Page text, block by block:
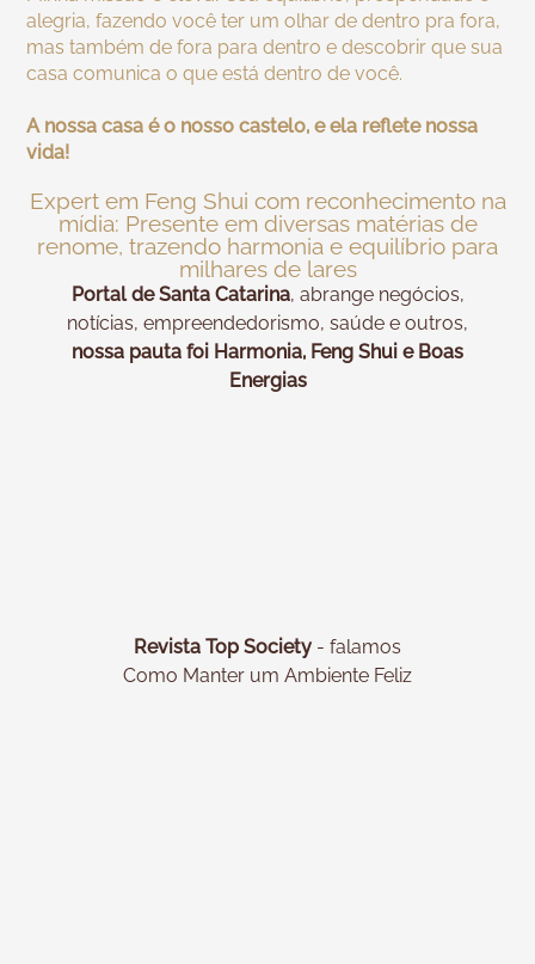
alegria, fazendo você ter um olhar de dentro pra fora,
mas também de fora para dentro e descobrir que sua
casa comunica o que está dentro de você.
A nossa casa é o nosso castelo, e ela reflete nossa
vida!
Expert em Feng Shui com reconhecimento na
mídia: Presente em diversas matérias de
renome, trazendo harmonia e equilíbrio para
milhares de lares
Portal de Santa Catarina, abrange negócios,
notícias, empreendedorismo, saúde e outros,
nossa pauta foi Harmonia, Feng Shui e Boas
Energias
Revista Top Society - falamos
Como Manter um Ambiente Feliz